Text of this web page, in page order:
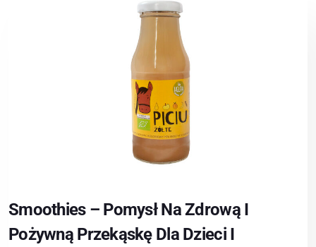
Smoothies – Pomysł Na Zdrową I
Pożywną Przekąskę Dla Dzieci I